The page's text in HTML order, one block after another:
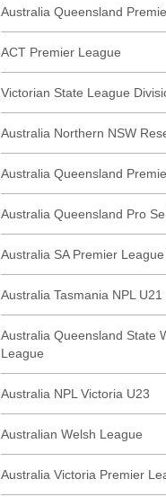
Australia Queensland
ACT Premier League
Victorian State League
Australia Northern NSW
Australia Queensland
Australia Queensland Pro
Australia SA Premier
Australia Tasmania NPL U21
Australia Queensland State
League
Australia NPL Victoria U23
Australian Welsh League
Australia Victoria Premier